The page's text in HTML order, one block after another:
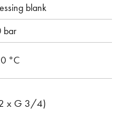
blank
bar
°C
x G 3/4)